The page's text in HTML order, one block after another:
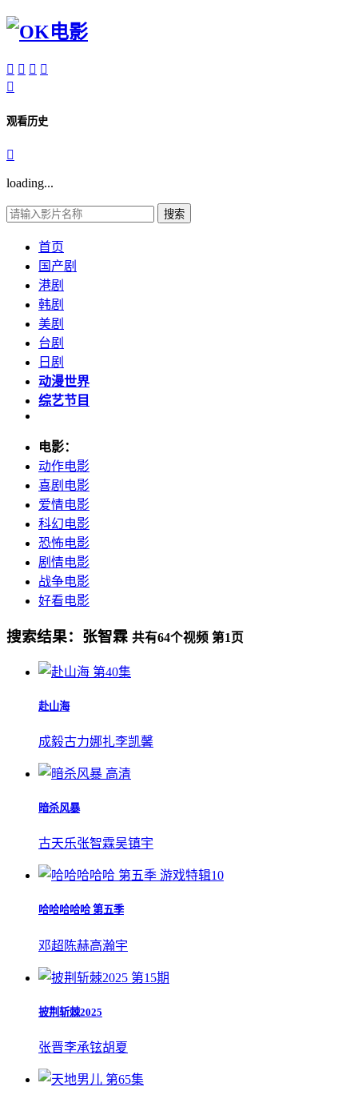
   

观看历史

loading...
搜索
首页
国产剧
港剧
韩剧
美剧
台剧
日剧
动漫世界
综艺节目
电影：
动作电影
喜剧电影
爱情电影
科幻电影
恐怖电影
剧情电影
战争电影
好看电影
搜索结果： 张智霖 共有64个视频 第1 页
第40集
赴山海
成毅古力娜扎李凯馨
高清
暗杀风暴
古天乐张智霖吴镇宇
游戏特辑10
哈哈哈哈哈 第五季
邓超 陈赫高瀚宇
第15期
披荆斩棘2025
张晋李承铉胡夏
第65集